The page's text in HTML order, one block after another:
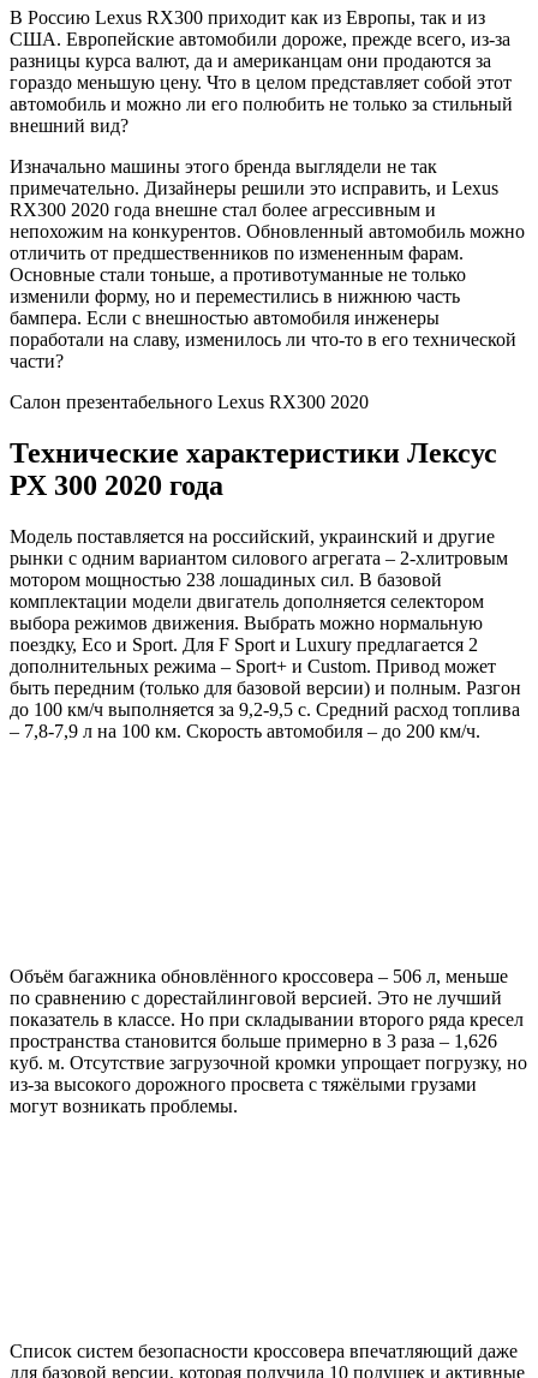
В Россию Lexus RX300 приходит как из Европы, так и из
США. Европейские автомобили дороже, прежде всего, из-за
разницы курса валют, да и американцам они продаются за
гораздо меньшую цену. Что в целом представляет собой этот
автомобиль и можно ли его полюбить не только за стильный
внешний вид?
Изначально машины этого бренда выглядели не так
примечательно. Дизайнеры решили это исправить, и Lexus
RX300 2020 года внешне стал более агрессивным и
непохожим на конкурентов. Обновленный автомобиль можно
отличить от предшественников по измененным фарам.
Основные стали тоньше, а противотуманные не только
изменили форму, но и переместились в нижнюю часть
бампера. Если с внешностью автомобиля инженеры
поработали на славу, изменилось ли что-то в его технической
части?
Салон презентабельного Lexus RX300 2020
Технические характеристики Лексус
РХ 300 2020 года
Модель поставляется на российский, украинский и другие
рынки с одним вариантом силового агрегата – 2-хлитровым
мотором мощностью 238 лошадиных сил. В базовой
комплектации модели двигатель дополняется селектором
выбора режимов движения. Выбрать можно нормальную
поездку, Eco и Sport. Для F Sport и Luxury предлагается 2
дополнительных режима – Sport+ и Custom. Привод может
быть передним (только для базовой версии) и полным. Разгон
до 100 км/ч выполняется за 9,2-9,5 с. Средний расход топлива
– 7,8-7,9 л на 100 км. Скорость автомобиля – до 200 км/ч.
Объём багажника обновлённого кроссовера – 506 л, меньше
по сравнению с дорестайлинговой версией. Это не лучший
показатель в классе. Но при складывании второго ряда кресел
пространства становится больше примерно в 3 раза – 1,626
куб. м. Отсутствие загрузочной кромки упрощает погрузку, но
из-за высокого дорожного просвета с тяжёлыми грузами
могут возникать проблемы.
Список систем безопасности кроссовера впечатляющий даже
для базовой версии, которая получила 10 подушек и активные